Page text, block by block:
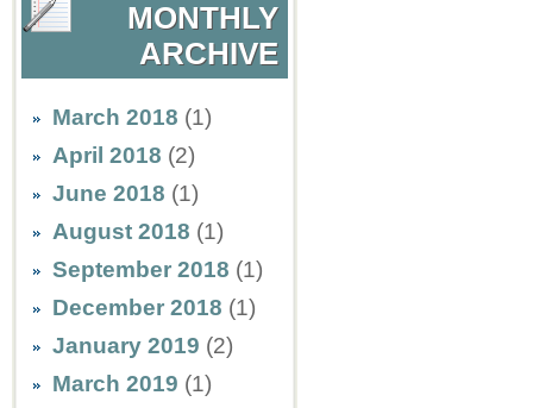
MONTHLY
ARCHIVE
March 2018 (1)
April 2018 (2)
June 2018 (1)
August 2018 (1)
September 2018 (1)
December 2018 (1)
January 2019 (2)
March 2019 (1)